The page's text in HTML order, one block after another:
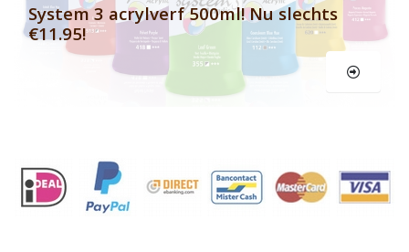
System 3 acrylverf 500ml! Nu slechts
€11.95!